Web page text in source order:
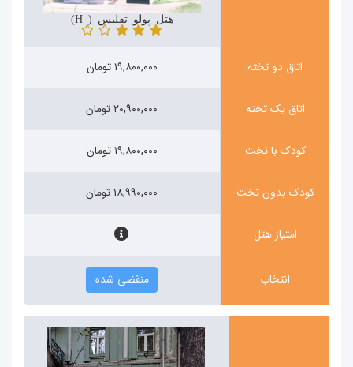
هتل پولو تفلیس (Hotel polo)
اتاق دو تخته ۱۹,۸۰۰,۰۰۰ تومان
اتاق یک تخته ۲۰,۹۰۰,۰۰۰ تومان
کودک با تخت ۱۹,۸۰۰,۰۰۰ تومان
کودک بدون تخت ۱۸,۹۹۰,۰۰۰ تومان
امتیاز هتل
انتخاب منقضی شده